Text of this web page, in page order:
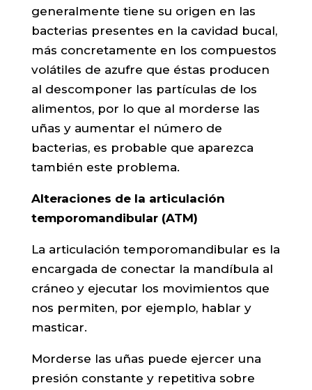
generalmente tiene su origen en las
bacterias presentes en la cavidad bucal,
más concretamente en los compuestos
volátiles de azufre que éstas producen
al descomponer las partículas de los
alimentos, por lo que al morderse las
uñas y aumentar el número de
bacterias, es probable que aparezca
también este problema.
Alteraciones de la articulación
temporomandibular (ATM)
La articulación temporomandibular es la
encargada de conectar la mandíbula al
cráneo y ejecutar los movimientos que
nos permiten, por ejemplo, hablar y
masticar.
Morderse las uñas puede ejercer una
presión constante y repetitiva sobre